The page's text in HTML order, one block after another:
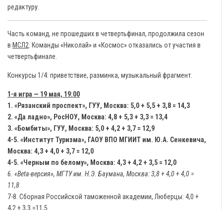
редактуру.
Часть команд, не прошедших в четвертьфинал, продолжила сезон
в МСЛ2 . Команды «Николай» и «Космос» отказались от участия в
четвертьфинале.
Конкурсы 1/4: приветствие, разминка, музыкальный фрагмент.
1-я игра — 19 мая, 19:00
1. «Рязанский проспект», ГУУ, Москва: 5,0 + 5,5 + 3,8 = 14,3
2. «Да ладно», РосНОУ, Москва: 4,8 + 5,3 + 3,3 = 13,4
3. «Бомбиты», ГУУ, Москва: 5,0 + 4,2 + 3,7 = 12,9
4-5. «Институт Туризма», ГАОУ ВПО МГИИТ им. Ю.А. Сенкевича,
Москва: 4,3 + 4,0 + 3,7 = 12,0
4-5. «Черным по белому», Москва: 4,3 + 4,2 + 3,5 = 12,0
6. «Beta-версия», МГТУ им. Н.Э. Баумана, Москва: 3,8 + 4,0 + 4,0 =
11,8
7-8. Сборная Российской таможенной академии, Люберцы: 4,0 +
4,2 + 3,3 =11,5